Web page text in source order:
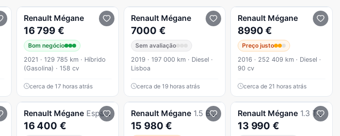
Renault Mégane
16 799 €
Bom negócio
2021 · 129 785 km · Híbrido
(Gasolina) · 158 cv
cerca de 17 horas atrás
Renault Mégane
7000 €
Sem avaliação
2019 · 197 000 km · Diesel ·
Lisboa
cerca de 19 horas atrás
Renault Mégane
8990 €
Preço justo
2016 · 252 409 km · Diesel ·
90 cv
cerca de 21 horas atrás
Renault Mégane Espace 1.6 E-TECH PLUG-IN EQUILIBRE
16 400 €
Renault Mégane 1.5 Blue dCi Limited
15 980 €
Renault Mégane 1.3 TCe Techno
13 990 €